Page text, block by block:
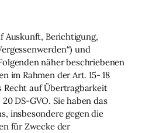
Auskunft, Berichtigung,
und
näher beschriebenen
im Rahmen der Art. 15- 18
Recht auf Übertragbarkeit
DS-GVO. Sie haben das
insbesondere gegen die
für Zwecke der